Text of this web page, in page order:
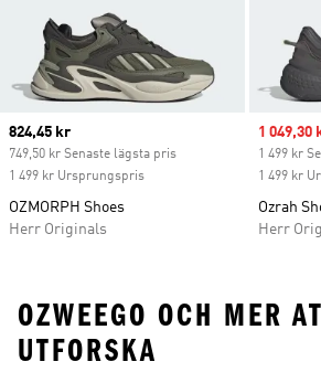
Current price
824,45 kr
749,50 kr Senaste lägsta pris
1 499 kr Ursprungspris
OZMORPH Shoes
Herr Originals
Sale
1 049,30
1 499 kr
1 499 kr
Ozrah
Herr
OZWEEGO OCH MER
UTFORSKA